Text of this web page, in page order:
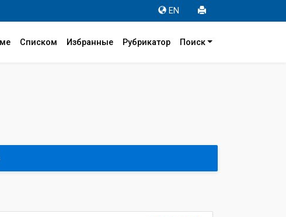
EN
Списком Избранные Рубрикатор Поиск